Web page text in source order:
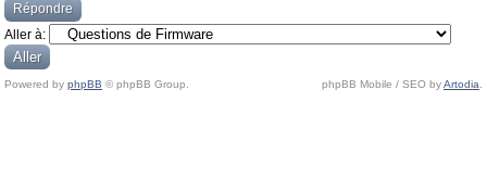
Répondre
Aller à:
Powered by phpBB © phpBB Group. phpBB Mobile / SEO byArtodia